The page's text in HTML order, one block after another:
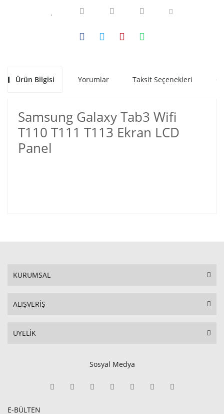
Ürün Bilgisi Yorumlar Taksit Seçenekleri
Samsung Galaxy Tab3 Wifi
T110 T111 T113 Ekran LCD
Panel
KURUMSAL
ALIŞVERİŞ
ÜYELİK
Sosyal Medya
E-BÜLTEN